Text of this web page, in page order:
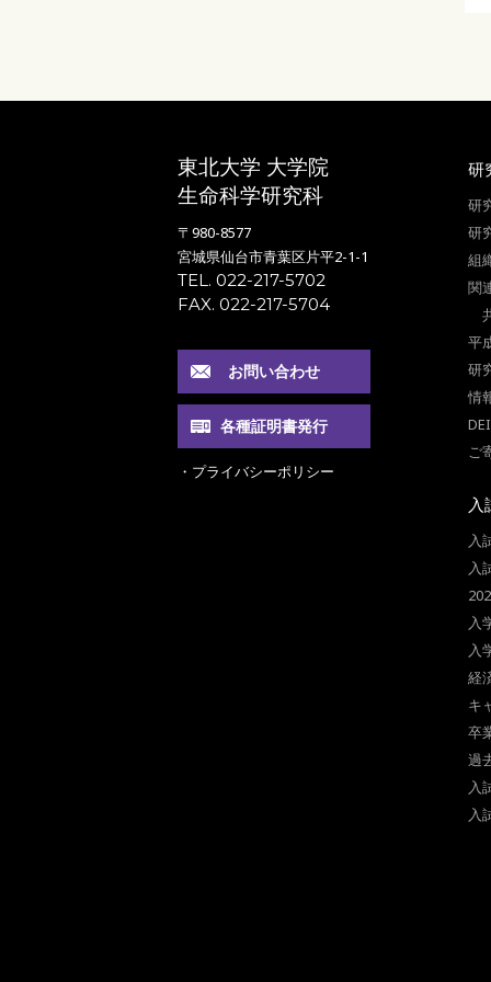
東北大学 大学院
生命科学研究科
〒980-8577
宮城県仙台市青葉区片平2-1-1
TEL. 022-217-5702
FAX. 022-217-5704
お問い合わせ
各種証明書発行
・プライバシーポリシー
研
研
研
組
関
平
研
情
ご
入
入
入
入
入
経
キ
卒
過
入
入